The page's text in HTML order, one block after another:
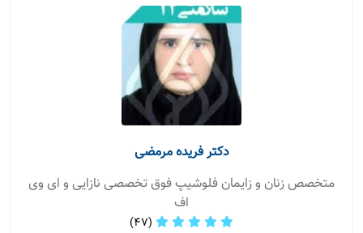
دکتر فریده مرمضی
متخصص زنان و زایمان فلوشیپ فوق تخصصی نازایی و ای وی
اف
(47)